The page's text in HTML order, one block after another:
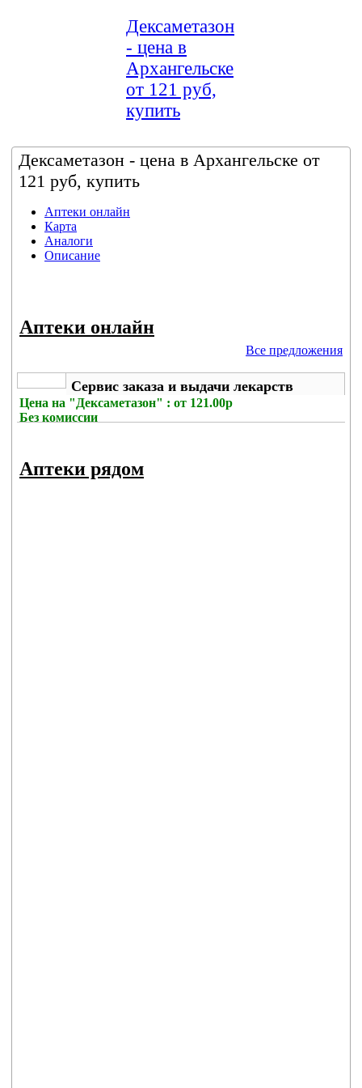
Дексаметазон
- цена в
Архангельске
от 121 руб,
купить
Дексаметазон - цена в Архангельске от
121 руб, купить
Аптеки онлайн
Карта
Аналоги
Описание
Аптеки онлайн
Все предложения
Сервис заказа и выдачи лекарств
Цена на "Дексаметазон" : от 121.00р
Без комиссии
Аптеки рядом